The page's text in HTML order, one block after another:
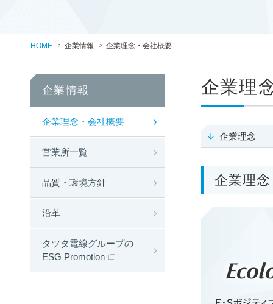
HOME 企業情報 企業理念・会社概要
企業理
企業理念
企業理念
企業情報
企業理念・会社概要
営業所一覧
品質・環境方針
沿革
タツタ電線グループの
ESG Promotion